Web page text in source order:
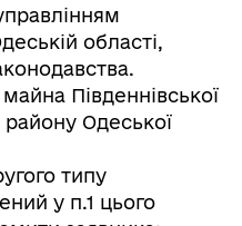
області,
Південнівської
району Одеської
типу
у п.1 цього